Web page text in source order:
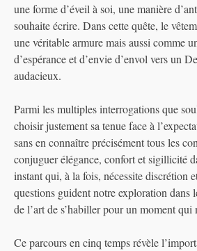
une forme d’éveil à soi, une manière
souhaite écrire. Dans cette quête, le
une véritable armure mais aussi comme
d’espérance et d’envie d’envol vers un
audacieux.
Parmi les multiples interrogations que
choisir justement sa tenue face à
sans en connaître précisément tous les
conjuguer élégance, confort et sigillicité
instant qui, à la fois, nécessite discrétion
questions guident notre exploration dans
de l’art de s’habiller pour un moment qui
Ce parcours en cinq temps révèle